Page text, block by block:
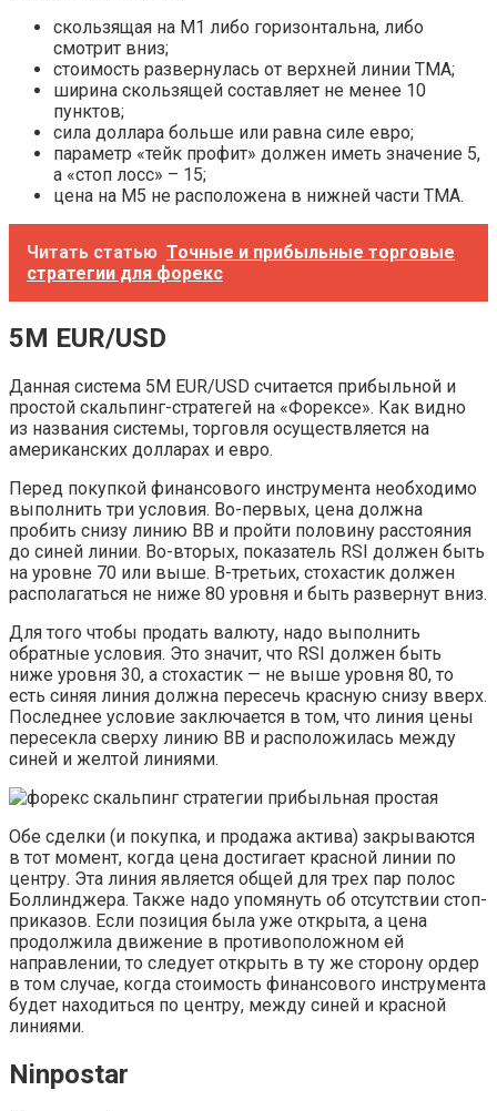
скользящая на М1 либо горизонтальна, либо
смотрит вниз;
стоимость развернулась от верхней линии ТМА;
ширина скользящей составляет не менее 10
пунктов;
сила доллара больше или равна силе евро;
параметр «тейк профит» должен иметь значение 5,
а «стоп лосс» – 15;
цена на М5 не расположена в нижней части ТМА.
Читать статью Точные и прибыльные торговые
стратегии для форекс
5М EUR/USD
Данная система 5М EUR/USD считается прибыльной и
простой скальпинг-стратегей на «Форексе». Как видно
из названия системы, торговля осуществляется на
американских долларах и евро.
Перед покупкой финансового инструмента необходимо
выполнить три условия. Во-первых, цена должна
пробить снизу линию ВВ и пройти половину расстояния
до синей линии. Во-вторых, показатель RSI должен быть
на уровне 70 или выше. В-третьих, стохастик должен
располагаться не ниже 80 уровня и быть развернут вниз.
Для того чтобы продать валюту, надо выполнить
обратные условия. Это значит, что RSI должен быть
ниже уровня 30, а стохастик — не выше уровня 80, то
есть синяя линия должна пересечь красную снизу вверх.
Последнее условие заключается в том, что линия цены
пересекла сверху линию ВВ и расположилась между
синей и желтой линиями.
Обе сделки (и покупка, и продажа актива) закрываются
в тот момент, когда цена достигает красной линии по
центру. Эта линия является общей для трех пар полос
Боллинджера. Также надо упомянуть об отсутствии стоп-
приказов. Если позиция была уже открыта, а цена
продолжила движение в противоположном ей
направлении, то следует открыть в ту же сторону ордер
в том случае, когда стоимость финансового инструмента
будет находиться по центру, между синей и красной
линиями.
Ninpostar